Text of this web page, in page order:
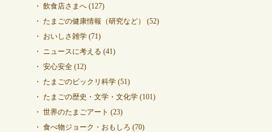
飲食店さまへ(127)
たまごの健康情報（研究など）
(52)
おいしさ雑学(71)
ニュースに考える (41)
安心安全(12)
たまごのビックリ科学(51)
たまごの歴史・文学・文化学(101)
世界のたまごアート (23)
食べ物ジョーク・おもしろ (70)